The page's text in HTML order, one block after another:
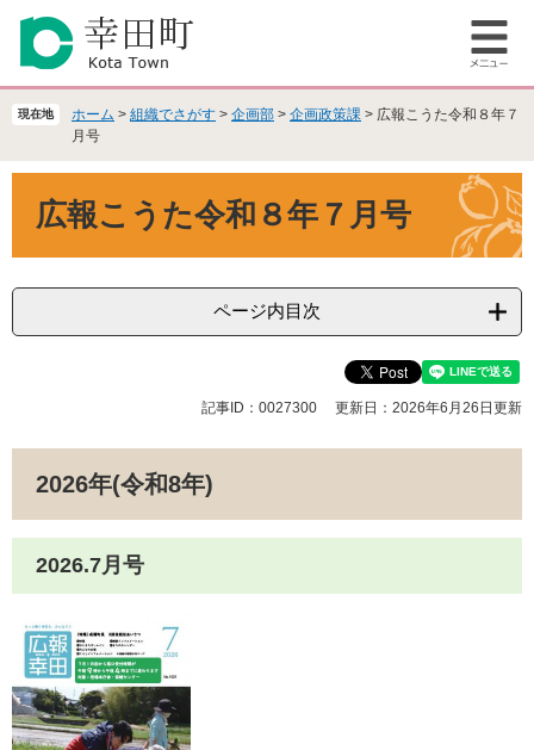
の
で
ー
ば
文
へ
メ
ー
現在地 ホーム > 組織でさがす > 企画部 > 企画政策課 > 広報こうた令和８年７
月号
広報こうた令和８年７月号
ページ内目次
記事ID：0027300 更新日：2026年6月26日更新
2026年(令和8年)
2026.7月号